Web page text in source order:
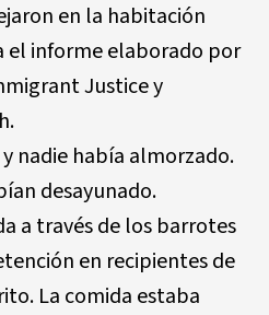
en la habitación
el informe elaborado por
Justice y
nadie había almorzado.
desayunado.
a través de los barrotes
en recipientes de
La comida estaba